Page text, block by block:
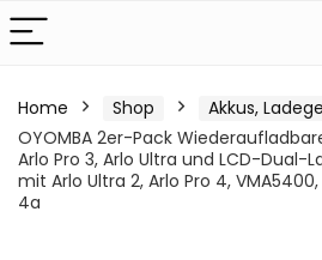
Home Shop
Akkus,
OYOMBA 2er-Pack
Arlo Pro 3, Arlo Ultra und LCD-Dual-
mit Arlo Ultra 2, Arlo Pro 4,
4a